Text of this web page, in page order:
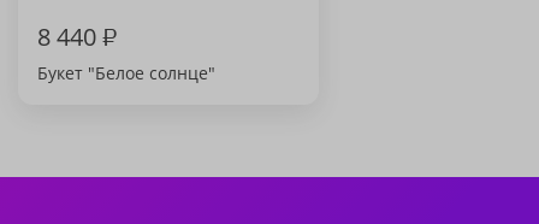
8 440₽
Букет "Белое солнце"